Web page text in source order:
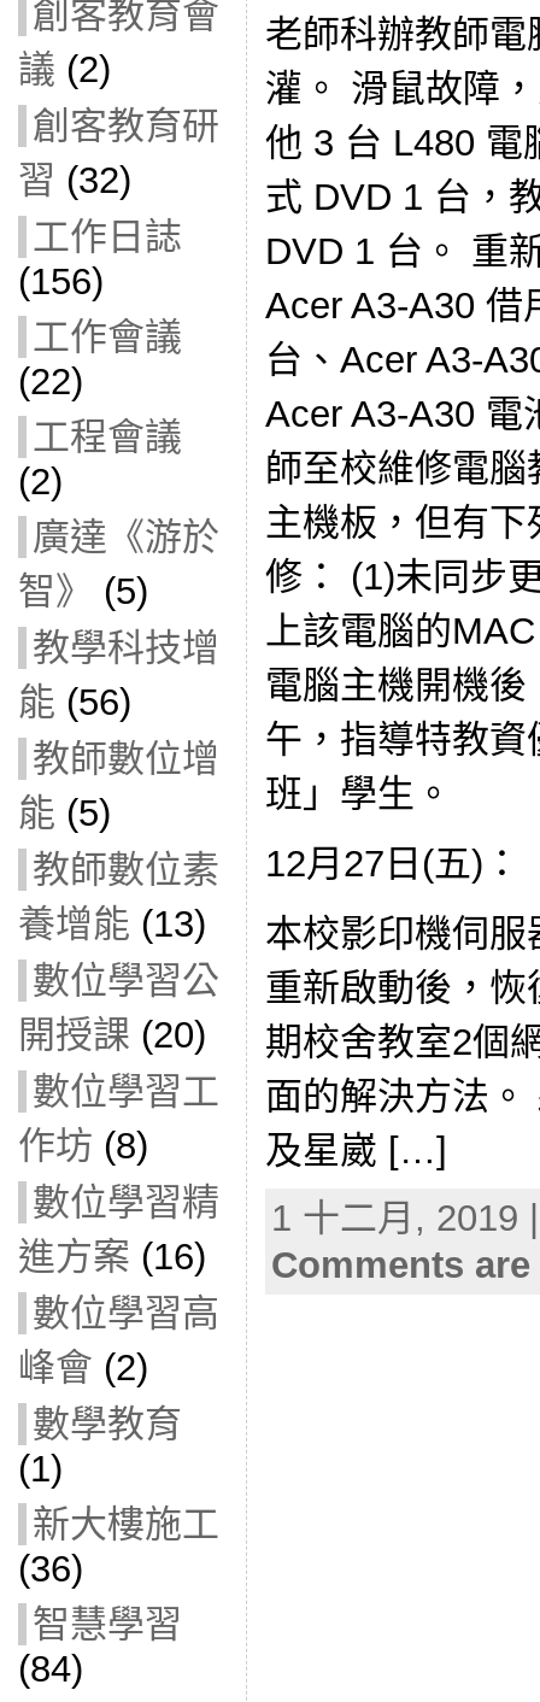
創客教育會
議 (2)
創客教育研
習 (32)
工作日誌
(156)
工作會議
(22)
工程會議
(2)
廣達《游於
智》
(5)
教學科技增
能 (56)
教師數位增
能 (5)
教師數位素
養增能 (13)
數位學習公
開授課 (20)
數位學習工
作坊 (8)
數位學習精
進方案 (16)
數位學習高
峰會 (2)
數學教育
(1)
新大樓施工
(36)
智慧學習
(84)
老師科辦教師
灌。 滑鼠故障
他 3 台 L480 電
式 DVD 1 台，
DVD 1 台。 重
Acer A3-A30 借
台、Acer A3-
Acer A3-A30 電
師至校維修電
主機板，但有
修： (1)未同步
上該電腦的
電腦主機開機
午，指導特教
班」學生。
12月27日(五)：
本校影印機伺
重新啟動後，
期校舍教室2個
面的解決方法
及星崴 […]
1 十二月, 2019
Comments